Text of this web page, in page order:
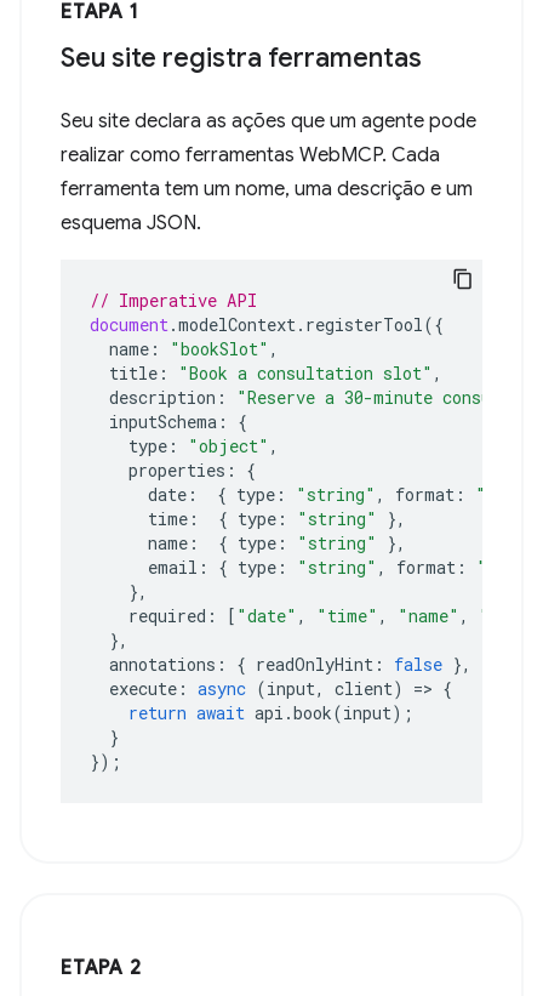
ETAPA 1
Seu site registra ferramentas
Seu site declara as ações que um agente pode
realizar como ferramentas WebMCP. Cada
ferramenta tem um nome, uma descrição e um
esquema JSON.
// Imperative API
document.modelContext. registerTool({
name : "bookSlot" ,
title : "Book a consultation slot" ,
description :
"Reserve a 30-minute
inputSchema :
{
type : "object" ,
properties :
{
date : { type : "string" , format :
"date"
time : { type : "string"
},
name : { type : "string"
},
email : { type : "string" , format :
},
required : [ "date" , "time" , "name" ,
},
annotations : { readOnlyHint : false },
execute : async (input, client) => {
return await api .book(input);
}
});
ETAPA 2